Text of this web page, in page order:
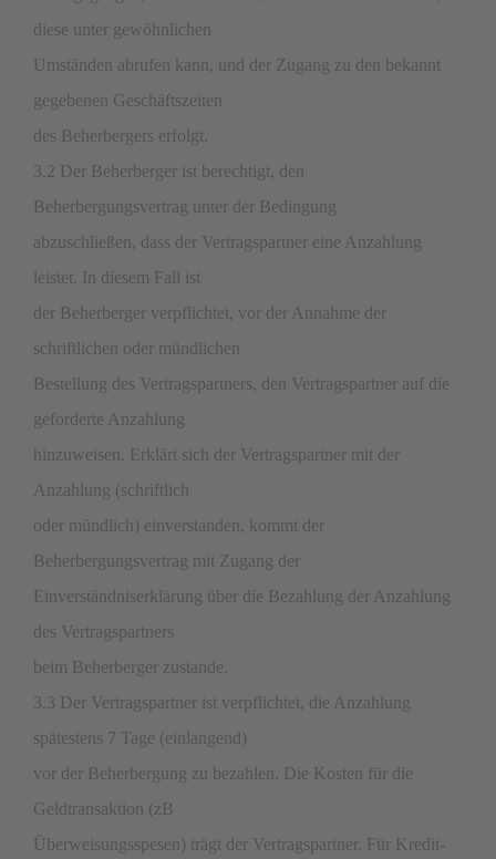
diese unter gewöhnlichen
Umständen abrufen kann, und der Zugang zu den bekannt
gegebenen Geschäftszeiten
des Beherbergers erfolgt.
3.2 Der Beherberger ist berechtigt, den
Beherbergungsvertrag unter der Bedingung
abzuschließen, dass der Vertragspartner eine Anzahlung
leistet. In diesem Fall ist
der Beherberger verpflichtet, vor der Annahme der
schriftlichen oder mündlichen
Bestellung des Vertragspartners, den Vertragspartner auf die
geforderte Anzahlung
hinzuweisen. Erklärt sich der Vertragspartner mit der
Anzahlung (schriftlich
oder mündlich) einverstanden, kommt der
Beherbergungsvertrag mit Zugang der
Einverständniserklärung über die Bezahlung der Anzahlung
des Vertragspartners
beim Beherberger zustande.
3.3 Der Vertragspartner ist verpflichtet, die Anzahlung
spätestens 7 Tage (einlangend)
vor der Beherbergung zu bezahlen. Die Kosten für die
Geldtransaktion (zB
Überweisungsspesen) trägt der Vertragspartner. Für Kredit-